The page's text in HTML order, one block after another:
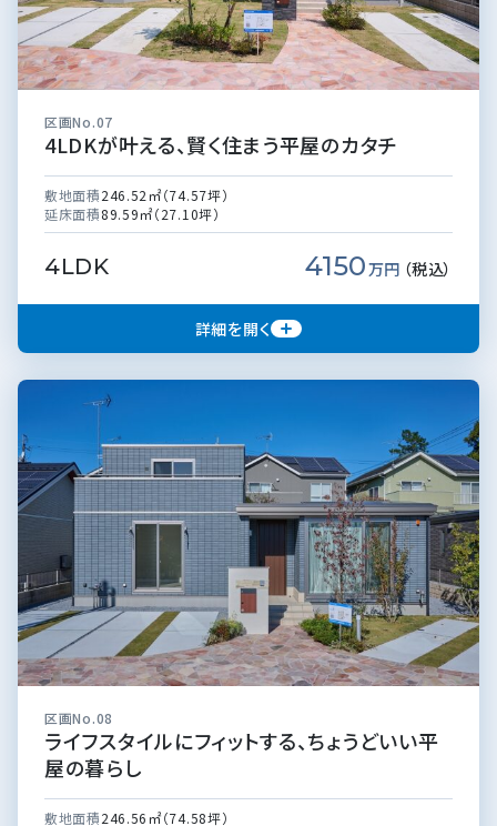
区画No.07
4LDKが叶える、賢く住まう平屋のカタチ
敷地面積246.52㎡（74.57坪）
延床面積89.59㎡（27.10坪）
4LDK 4150万円 （税込）
詳細を開く
区画No.08
ライフスタイルにフィットする、ちょうどいい平
屋の暮らし
敷地面積246.56㎡（74.58坪）